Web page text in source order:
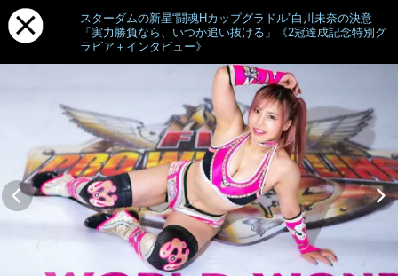
スターダムの新星“闘魂Hカップグラドル”白川未奈の決意
「実力勝負なら、いつか追い抜ける」《2冠達成記念特別グ
ラビア＋インタビュー》